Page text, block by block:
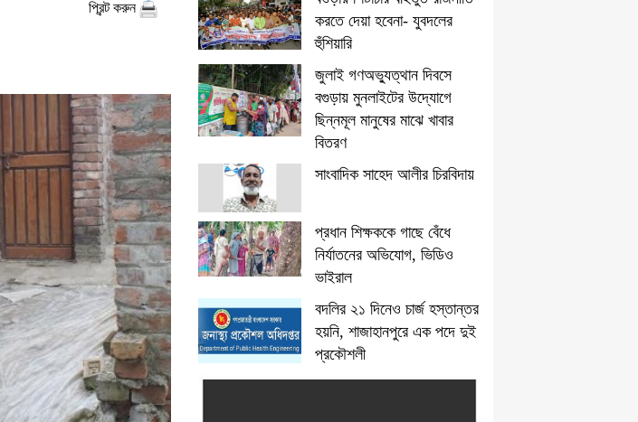
প্রিন্ট করুন
করতে দেয়া হবেনা- যুবদলের
হুঁশিয়ারি
জুলাই গণঅভ্যুত্থান দিবসে
বগুড়ায় মুনলাইটের উদ্যোগে
ছিন্নমূল মানুষের মাঝে খাবার
বিতরণ
সাংবাদিক সাহেদ আলীর চিরবিদায়
প্রধান শিক্ষককে গাছে বেঁধে
নির্যাতনের অভিযোগ, ভিডিও
ভাইরাল
বদলির ২১ দিনেও চার্জ হস্তান্তর
হয়নি, শাজাহানপুরে এক পদে দুই
প্রকৌশলী